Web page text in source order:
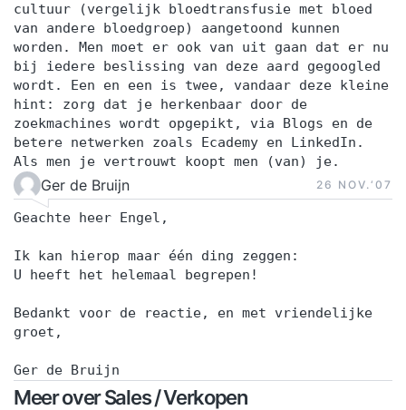
cultuur (vergelijk bloedtransfusie met bloed
van andere bloedgroep) aangetoond kunnen
worden. Men moet er ook van uit gaan dat er nu
bij iedere beslissing van deze aard gegoogled
wordt. Een en een is twee, vandaar deze kleine
hint: zorg dat je herkenbaar door de
zoekmachines wordt opgepikt, via Blogs en de
betere netwerken zoals Ecademy en LinkedIn.
Als men je vertrouwt koopt men (van) je.
Ger de Bruijn 26 NOV.‘07
Geachte heer Engel,
Ik kan hierop maar één ding zeggen:
U heeft het helemaal begrepen!
Bedankt voor de reactie, en met vriendelijke
groet,
Ger de Bruijn
Meer over Sales / Verkopen